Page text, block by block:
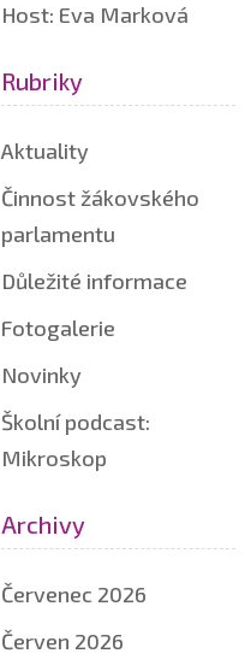
Host: Eva Marková
Rubriky
Aktuality
Činnost žákovského
parlamentu
Důležité informace
Fotogalerie
Novinky
Školní podcast:
Mikroskop
Archivy
Červenec 2026
Červen 2026